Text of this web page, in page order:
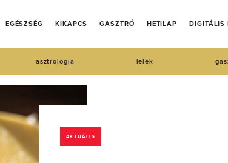
EGÉSZSÉG KIKAPCS GASZTRÓ HETILAP DIGITÁLIS
asztrológia lélek
AKTUÁLIS